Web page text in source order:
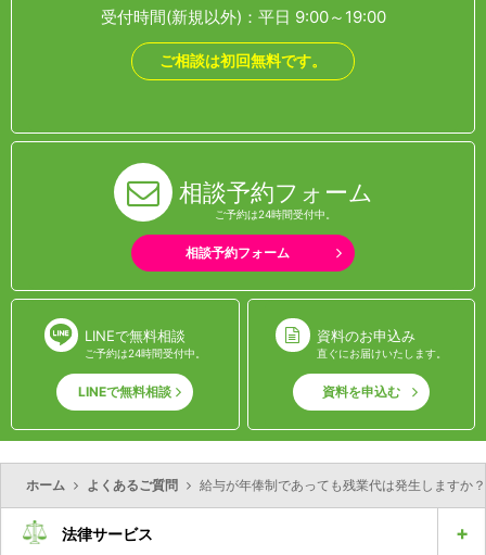
受付時間(新規以外)：平日 9:00～19:00
ご相談は初回無料です。
相談予約フォーム
ご予約は24時間受付中。
相談予約フォーム
LINEで無料相談
ご予約は24時間受付中。
LINEで無料相談
資料のお申込み
直ぐにお届けいたします。
資料を申込む
ホーム よくあるご質問 給与が年俸制であっても残業代は発生しますか？
法律サービス